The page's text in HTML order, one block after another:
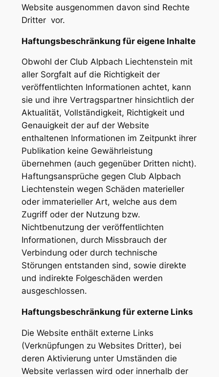
Website ausgenommen davon sind Rechte
Dritter  vor.
Haftungsbeschränkung für eigene Inhalte
Obwohl der Club Alpbach Liechtenstein mit
aller Sorgfalt auf die Richtigkeit der
veröffentlichten Informationen achtet, kann
sie und ihre Vertragspartner hinsichtlich der
Aktualität, Vollständigkeit, Richtigkeit und
Genauigkeit der auf der Website
enthaltenen Informationen im Zeitpunkt ihrer
Publikation keine Gewährleistung
übernehmen (auch gegenüber Dritten nicht).
Haftungsansprüche gegen Club Alpbach
Liechtenstein wegen Schäden materieller
oder immaterieller Art, welche aus dem
Zugriff oder der Nutzung bzw.
Nichtbenutzung der veröffentlichten
Informationen, durch Missbrauch der
Verbindung oder durch technische
Störungen entstanden sind, sowie direkte
und indirekte Folgeschäden werden
ausgeschlossen.
Haftungsbeschränkung für externe Links
Die Website enthält externe Links
(Verknüpfungen zu Websites Dritter), bei
deren Aktivierung unter Umständen die
Website verlassen wird oder innerhalb der